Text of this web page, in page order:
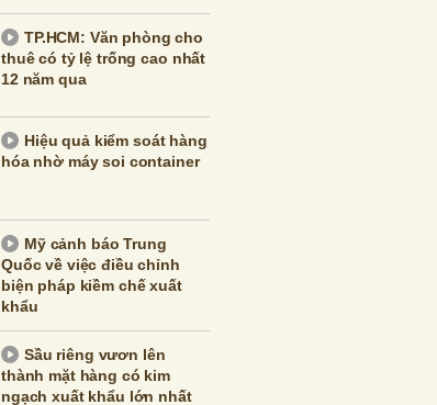
TP.HCM: Văn phòng cho
thuê có tỷ lệ trống cao nhất
12 năm qua
Hiệu quả kiểm soát hàng
hóa nhờ máy soi container
Mỹ cảnh báo Trung
Quốc về việc điều chỉnh
biện pháp kiềm chế xuất
khẩu
Sầu riêng vươn lên
thành mặt hàng có kim
ngạch xuất khẩu lớn nhất